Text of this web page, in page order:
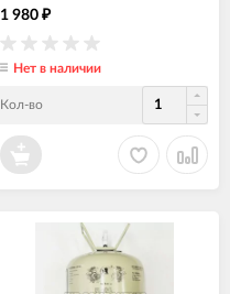
1 980 ₽
Нет в наличии
Кол-во